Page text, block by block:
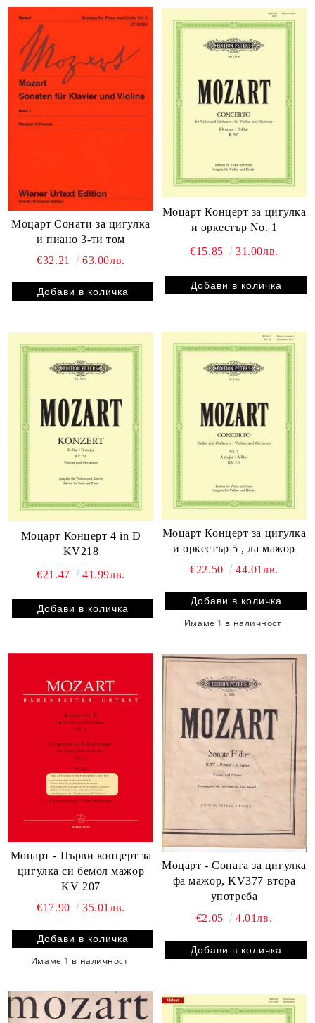
Моцарт Сонати за цигулка
и пиано 3-ти том
€32.21
63.00лв.
Моцарт Концерт за цигулка
и оркестър No. 1
€15.85 31.00лв.
Моцарт Концерт 4 in D
KV218
€21.47
41.99лв.
Моцарт Концерт за цигулка
и оркестър 5 , ла мажор
€22.50
44.01лв.
Имаме 1 в наличност
Моцарт - Първи концерт за
цигулка си бемол мажор
KV 207
€17.90
35.01лв.
Имаме 1 в наличност
Моцарт - Соната за цигулка
фа мажор, KV377 втора
употреба
€2.05
4.01лв.